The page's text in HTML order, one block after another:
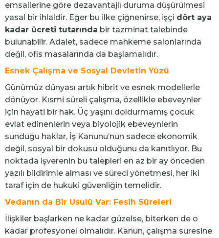
emsallerine göre dezavantajlı duruma düşürülmesi
yasal bir ihlaldir. Eğer bu ilke çiğnenirse, işçi dört aya
kadar ücreti tutarında bir tazminat talebinde
bulunabilir. Adalet, sadece mahkeme salonlarında
değil, ofis masalarında da başlamalıdır.
Esnek Çalışma ve Sosyal Devletin Yüzü
Günümüz dünyası artık hibrit ve esnek modellerle
dönüyor. Kısmi süreli çalışma, özellikle ebeveynler
için hayati bir hak. Üç yaşını doldurmamış çocuk
evlat edinenlerin veya biyolojik ebeveynlerin
sunduğu haklar, İş Kanunu’nun sadece ekonomik
değil, sosyal bir dokusu olduğunu da kanıtlıyor. Bu
noktada işverenin bu talepleri en az bir ay önceden
yazılı bildirimle alması ve süreci yönetmesi, her iki
taraf için de hukuki güvenliğin temelidir.
Vedanın da Bir Usulü Var: Fesih Süreleri
İlişkiler başlarken ne kadar güzelse, biterken de o
kadar profesyonel olmalıdır. Kanun, çalışma süresine